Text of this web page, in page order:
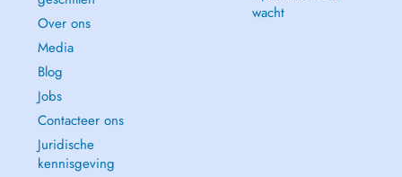
Over ons
Media
Blog
Jobs
Contacteer ons
Juridische
kennisgeving
wacht